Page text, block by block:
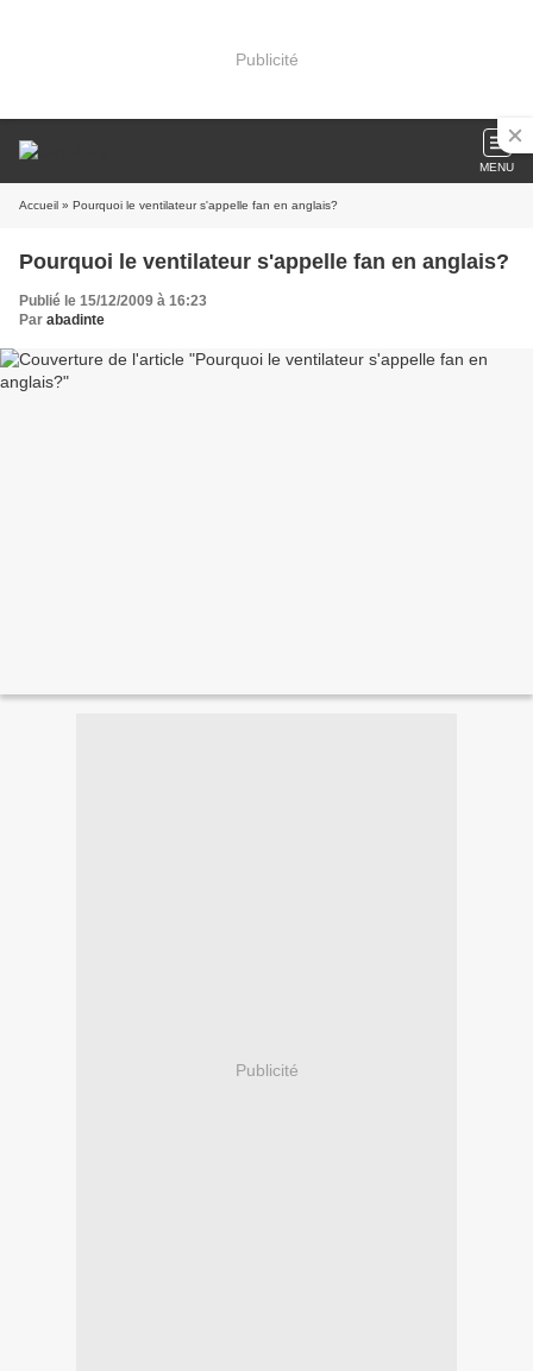
Publicité
MENU
Accueil » Pourquoi le ventilateur s'appelle fan en anglais?
Pourquoi le ventilateur s'appelle fan en anglais?
Publié le 15/12/2009 à 16:23
Par abadinte
Publicité